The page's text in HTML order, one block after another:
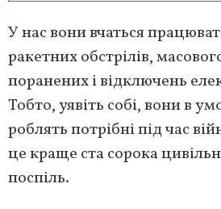
У нас вони вчаться
ракетних обстрілів,
поранених і відключень
Тобто, уявіть собі, вони в
роблять потрібні під час
це краще ста сорока
поспіль.